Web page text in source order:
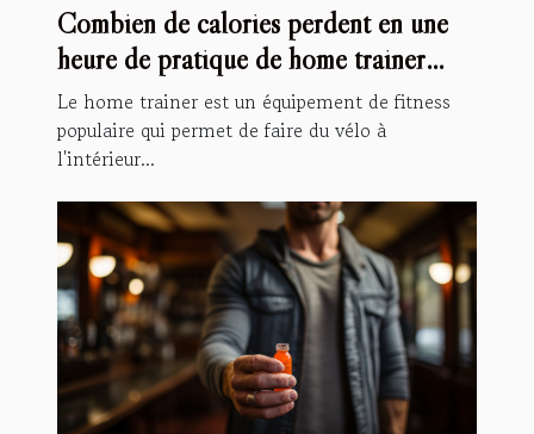
Combien de calories perdent en une
heure de pratique de home trainer
vélo ?
Le home trainer est un équipement de fitness
populaire qui permet de faire du vélo à
l'intérieur...